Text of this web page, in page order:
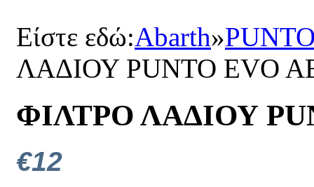
Είστε εδώ:Abarth»
ΛΑΔΙΟΥ PUNTO EVO
ΦΙΛΤΡΟ ΛΑΔΙΟΥ
€12